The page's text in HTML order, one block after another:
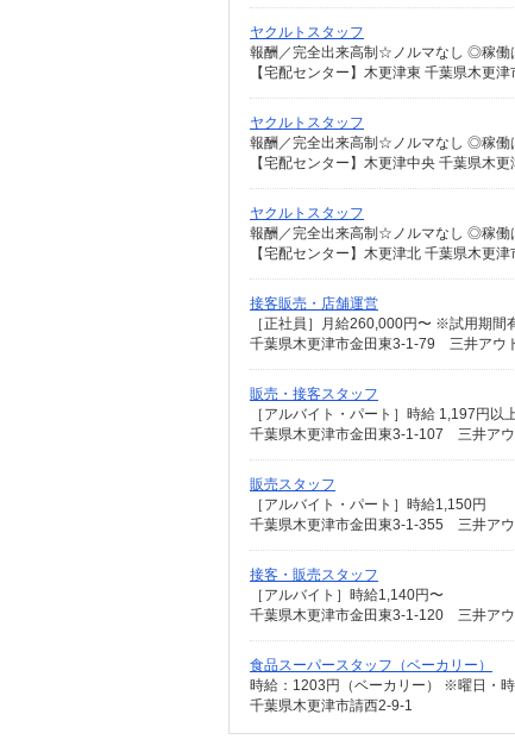
ヤクルトスタッフ
【宅配センター】木更津東 千葉県木更
ヤクルトスタッフ
【宅配センター】木更津中央 千葉県木
ヤクルトスタッフ
【宅配センター】木更津北 千葉県木更
接客販売・店舗運営
［正社員］月給260,000円〜 ※試用期
千葉県木更津市金田東3-1-79 三井アウ
販売・接客スタッフ
［アルバイト・パート］時給 1,197円以
千葉県木更津市金田東3-1-107 三井ア
販売スタッフ
［アルバイト・パート］時給1,150円
千葉県木更津市金田東3-1-355 三井ア
接客・販売スタッフ
［アルバイト］時給1,140円〜
千葉県木更津市金田東3-1-120 三井ア
食品スーパースタッフ（ベーカリー）
千葉県木更津市請西2-9-1